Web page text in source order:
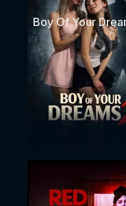
Boy Of Your